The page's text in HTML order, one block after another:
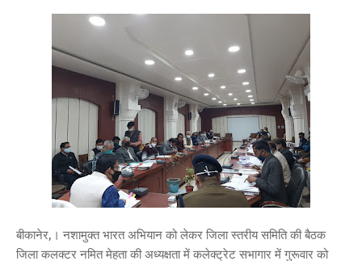
बीकानेर,। नशामुक्त भारत अभियान को लेकर जिला स्तरीय समिति की बैठक
जिला कलक्टर नमित मेहता की अध्यक्षता में कलेक्ट्रेट सभागार में गुरूवार को